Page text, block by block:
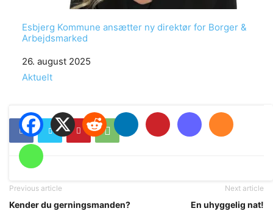
Esbjerg Kommune ansætter ny direktør for Borger &
Arbejdsmarked
Date
26. august 2025
In relation to
Aktuelt
Previous article
Kender du gerningsmanden?
Next article
En uhyggelig nat!